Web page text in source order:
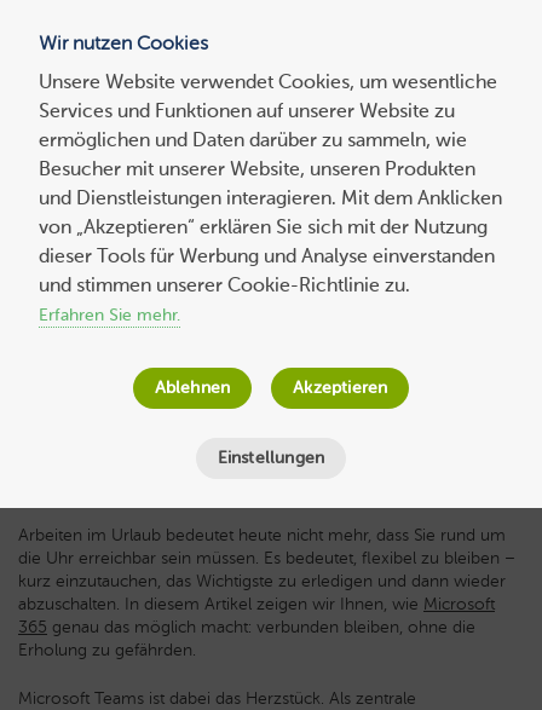
Suchen
nach:
Microsoft Teams: So bleiben Sie im Urlaub
nahtlos mit Ihrem Team verbunden
am4. Juni 2026
Minuten
Arbeiten im Urlaub bedeutet heute nicht mehr, dass Sie rund um
die Uhr erreichbar sein müssen. Es bedeutet, flexibel zu bleiben –
kurz einzutauchen, das Wichtigste zu erledigen und dann wieder
abzuschalten. In diesem Artikel zeigen wir Ihnen, wie Microsoft
365 genau das möglich macht: verbunden bleiben, ohne die
Erholung zu gefährden.
Microsoft Teams ist dabei das Herzstück. Als zentrale
Wir nutzen Cookies
Unsere Website verwendet Cookies, um wesentliche
Services und Funktionen auf unserer Website zu
ermöglichen und Daten darüber zu sammeln, wie
Besucher mit unserer Website, unseren Produkten
und Dienstleistungen interagieren. Mit dem Anklicken
von „Akzeptieren“ erklären Sie sich mit der Nutzung
dieser Tools für Werbung und Analyse einverstanden
und stimmen unserer Cookie-Richtlinie zu.
Erfahren Sie mehr.
Einstellungen
Ablehnen Akzeptieren